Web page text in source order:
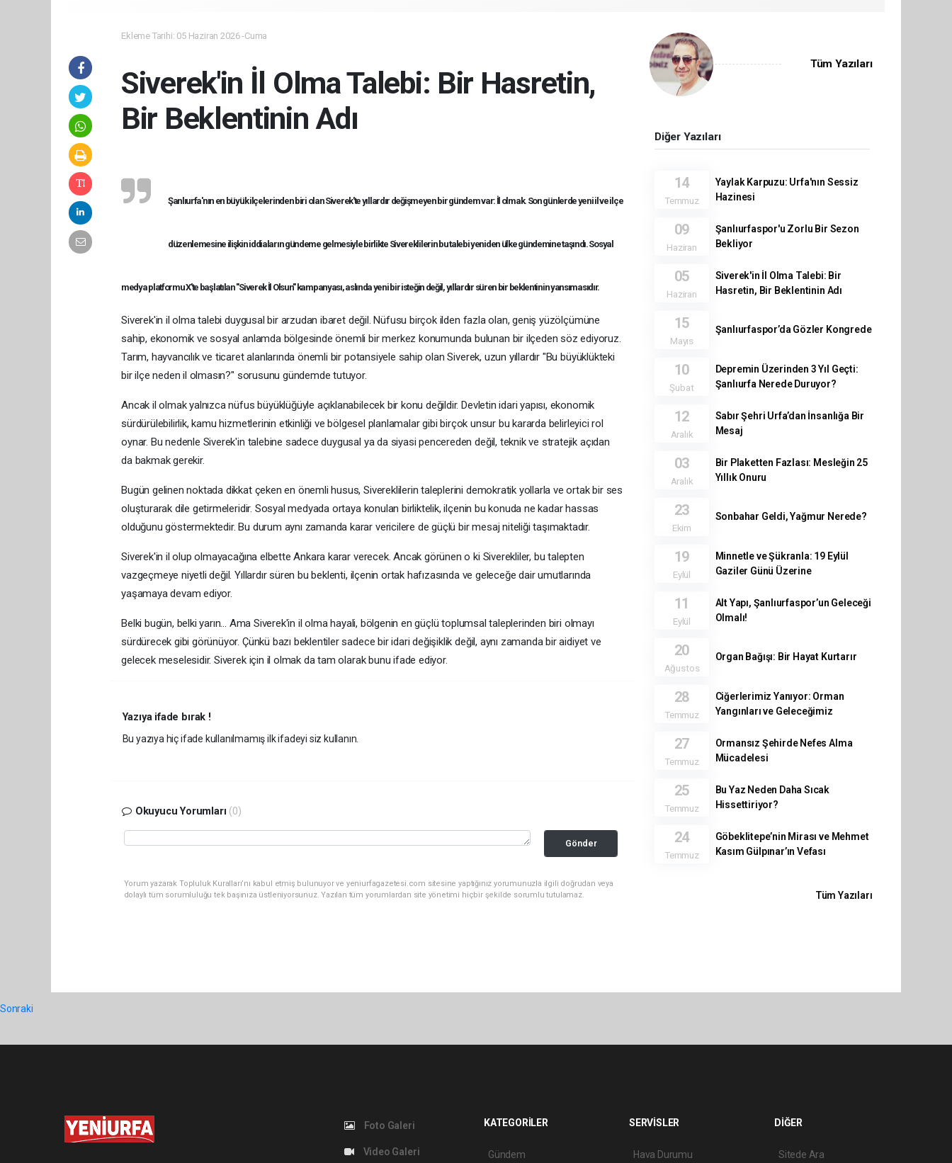
Ekleme Tarihi: 05 Haziran 2026 -Cuma
Siverek'in İl Olma Talebi: Bir Hasretin,
Bir Beklentinin Adı
Şanlıurfa'nın en büyük ilçelerinden biri olan Siverek'te yıllardır değişmeyen bir gündem var: İl olmak. Son günlerde yeni il ve ilçe
düzenlemesine ilişkin iddiaların gündeme gelmesiyle birlikte Sivereklilerin bu talebi yeniden ülke gündemine taşındı. Sosyal
medya platformu X'te başlatılan "Siverek İl Olsun" kampanyası, aslında yeni bir isteğin değil, yıllardır süren bir beklentinin yansımasıdır.
Siverek'in il olma talebi duygusal bir arzudan ibaret değil. Nüfusu birçok ilden fazla olan, geniş yüzölçümüne
sahip, ekonomik ve sosyal anlamda bölgesinde önemli bir merkez konumunda bulunan bir ilçeden söz ediyoruz.
Tarım, hayvancılık ve ticaret alanlarında önemli bir potansiyele sahip olan Siverek, uzun yıllardır "Bu büyüklükteki
bir ilçe neden il olmasın?" sorusunu gündemde tutuyor.
Ancak il olmak yalnızca nüfus büyüklüğüyle açıklanabilecek bir konu değildir. Devletin idari yapısı, ekonomik
sürdürülebilirlik, kamu hizmetlerinin etkinliği ve bölgesel planlamalar gibi birçok unsur bu kararda belirleyici rol
oynar. Bu nedenle Siverek'in talebine sadece duygusal ya da siyasi pencereden değil, teknik ve stratejik açıdan
da bakmak gerekir.
Bugün gelinen noktada dikkat çeken en önemli husus, Sivereklilerin taleplerini demokratik yollarla ve ortak bir ses
oluşturarak dile getirmeleridir. Sosyal medyada ortaya konulan birliktelik, ilçenin bu konuda ne kadar hassas
olduğunu göstermektedir. Bu durum aynı zamanda karar vericilere de güçlü bir mesaj niteliği taşımaktadır.
Siverek'in il olup olmayacağına elbette Ankara karar verecek. Ancak görünen o ki Siverekliler, bu talepten
vazgeçmeye niyetli değil. Yıllardır süren bu beklenti, ilçenin ortak hafızasında ve geleceğe dair umutlarında
yaşamaya devam ediyor.
Belki bugün, belki yarın... Ama Siverek'in il olma hayali, bölgenin en güçlü toplumsal taleplerinden biri olmayı
sürdürecek gibi görünüyor. Çünkü bazı beklentiler sadece bir idari değişiklik değil, aynı zamanda bir aidiyet ve
gelecek meselesidir. Siverek için il olmak da tam olarak bunu ifade ediyor.
Yazıya ifade bırak !
Bu yazıya hiç ifade kullanılmamış ilk ifadeyi siz kullanın.
Okuyucu Yorumları (0)
Gönder
Yorum yazarak Topluluk Kuralları’nı kabul etmiş bulunuyor ve yeniurfagazetesi.com sitesine yaptığınız yorumunuzla ilgili doğrudan veya
dolaylı tüm sorumluluğu tek başınıza üstleniyorsunuz. Yazılan tüm yorumlardan site yönetimi hiçbir şekilde sorumlu tutulamaz.
Tüm Yazıları
Diğer Yazıları
14
Temmuz
Yaylak Karpuzu: Urfa'nın Sessiz
Hazinesi
09
Haziran
Şanlıurfaspor'u Zorlu Bir Sezon
Bekliyor
05
Haziran
Siverek'in İl Olma Talebi: Bir
Hasretin, Bir Beklentinin Adı
15
Mayıs
Şanlıurfaspor’da Gözler Kongrede
10
Şubat
Depremin Üzerinden 3 Yıl Geçti:
Şanlıurfa Nerede Duruyor?
12
Aralık
Sabır Şehri Urfa’dan İnsanlığa Bir
Mesaj
03
Aralık
Bir Plaketten Fazlası: Mesleğin 25
Yıllık Onuru
23
Ekim
Sonbahar Geldi, Yağmur Nerede?
19
Eylül
Minnetle ve Şükranla: 19 Eylül
Gaziler Günü Üzerine
11
Eylül
Alt Yapı, Şanlıurfaspor’un Geleceği
Olmalı!
20
Ağustos
Organ Bağışı: Bir Hayat Kurtarır
28
Temmuz
Ciğerlerimiz Yanıyor: Orman
Yangınları ve Geleceğimiz
27
Temmuz
Ormansız Şehirde Nefes Alma
Mücadelesi
25
Temmuz
Bu Yaz Neden Daha Sıcak
Hissettiriyor?
24
Temmuz
Göbeklitepe’nin Mirası ve Mehmet
Kasım Gülpınar’ın Vefası
Tüm Yazıları
Sonraki
Foto Galeri
Video Galeri
KATEGORİLER
Gündem
SERVİSLER
Hava Durumu
DİĞER
Sitede Ara